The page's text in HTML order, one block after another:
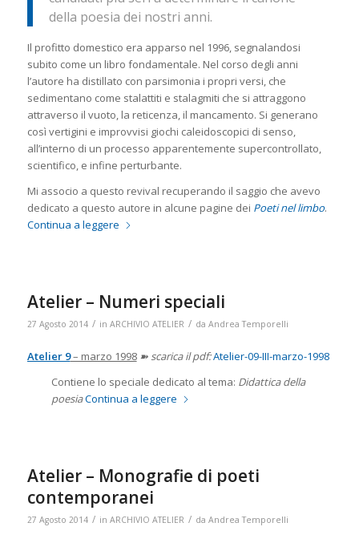
della poesia dei nostri anni.
Il profitto domestico era apparso nel 1996, segnalandosi
subito come un libro fondamentale. Nel corso degli anni
l’autore ha distillato con parsimonia i propri versi, che
sedimentano come stalattiti e stalagmiti che si attraggono
attraverso il vuoto, la reticenza, il mancamento. Si generano
così vertigini e improvvisi giochi caleidoscopici di senso,
all’interno di un processo apparentemente supercontrollato,
scientifico, e infine perturbante.
Mi associo a questo revival recuperando il saggio che avevo
dedicato a questo autore in alcune pagine dei Poeti nel limbo.
Continua a leggere
Atelier – Numeri speciali
27 Agosto 2014 / in ARCHIVIO ATELIER / da Andrea Temporelli
Atelier 9– marzo 1998 ➽ scarica il pdf:Atelier-09-III-marzo-1998
Contiene lo speciale dedicato al tema: Didattica della
poesiaContinua a leggere
Atelier – Monografie di poeti
contemporanei
27 Agosto 2014 / in ARCHIVIO ATELIER / da Andrea Temporelli